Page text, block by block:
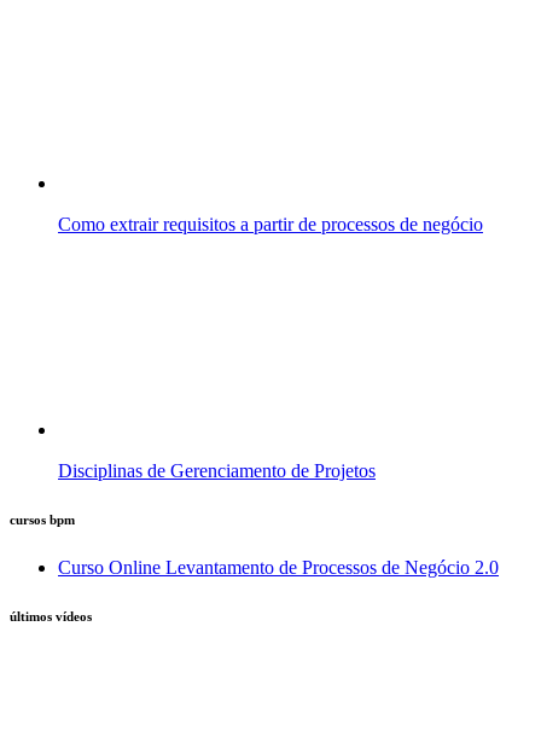
Como extrair requisitos a partir de processos de negócio
Disciplinas de Gerenciamento de Projetos
cursos bpm
Curso Online Levantamento de Processos de Negócio 2.0
últimos vídeos